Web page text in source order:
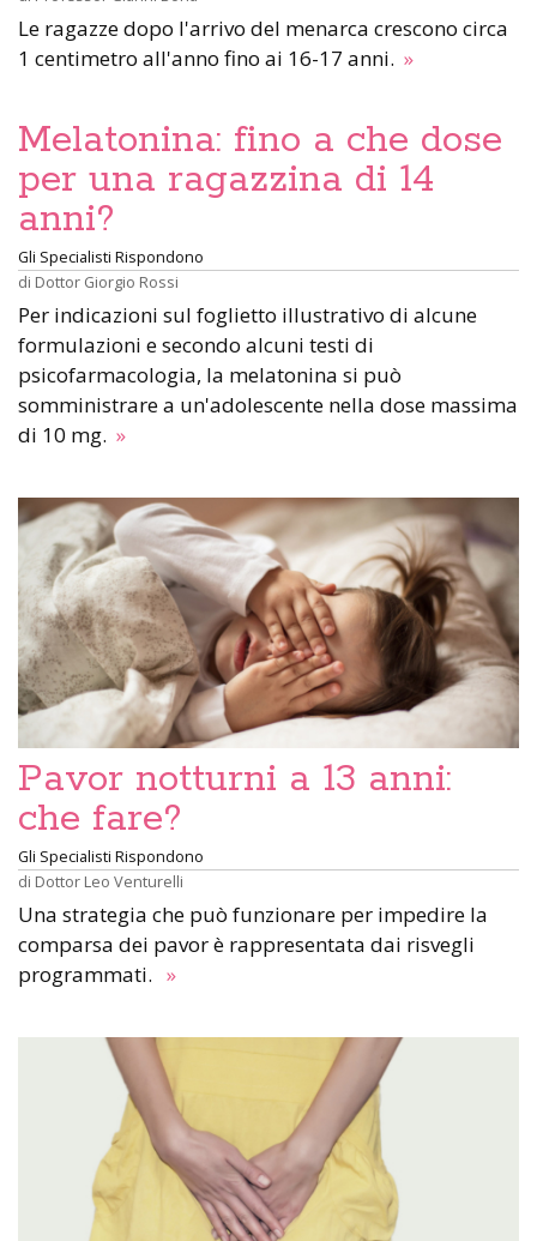
Le ragazze dopo l'arrivo del menarca crescono circa
1 centimetro all'anno fino ai 16-17 anni. »
Melatonina: fino a che dose
per una ragazzina di 14
anni?
Gli Specialisti Rispondono
di Dottor Giorgio Rossi
Per indicazioni sul foglietto illustrativo di alcune
formulazioni e secondo alcuni testi di
psicofarmacologia, la melatonina si può
somministrare a un'adolescente nella dose massima
di 10 mg. »
Pavor notturni a 13 anni:
che fare?
Gli Specialisti Rispondono
di Dottor Leo Venturelli
Una strategia che può funzionare per impedire la
comparsa dei pavor è rappresentata dai risvegli
programmati. »